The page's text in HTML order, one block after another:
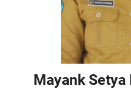
Mayank Setya